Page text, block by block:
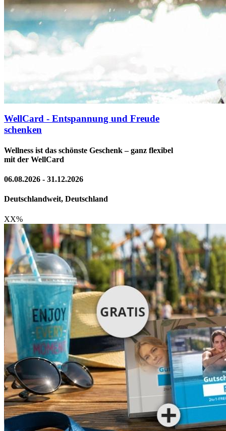
WellCard - Entspannung und Freude
schenken
Wellness ist das schönste Geschenk – ganz flexibel
mit der WellCard
06.08.2026 - 31.12.2026
Deutschlandweit, Deutschland
XX%